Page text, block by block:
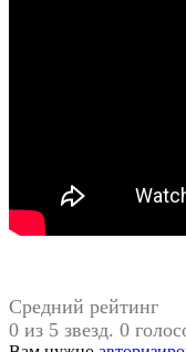
Средний рейтинг
0 из 5 звезд. 0